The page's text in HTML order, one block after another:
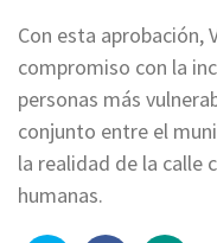
Con esta aprobación,
compromiso con la
personas más
conjunto entre el
la realidad de la calle
humanas.